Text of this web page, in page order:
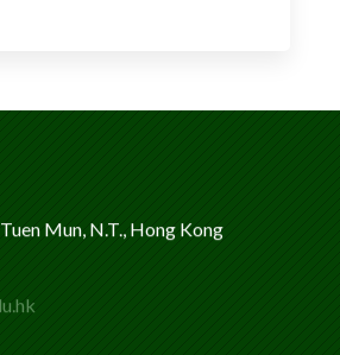
Mun, N.T., Hong Kong